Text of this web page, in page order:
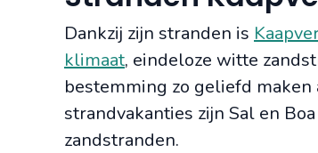
Dankzij zijn stranden is
klimaat, eindeloze witte
bestemming zo geliefd
strandvakanties zijn Sal en
zandstranden.